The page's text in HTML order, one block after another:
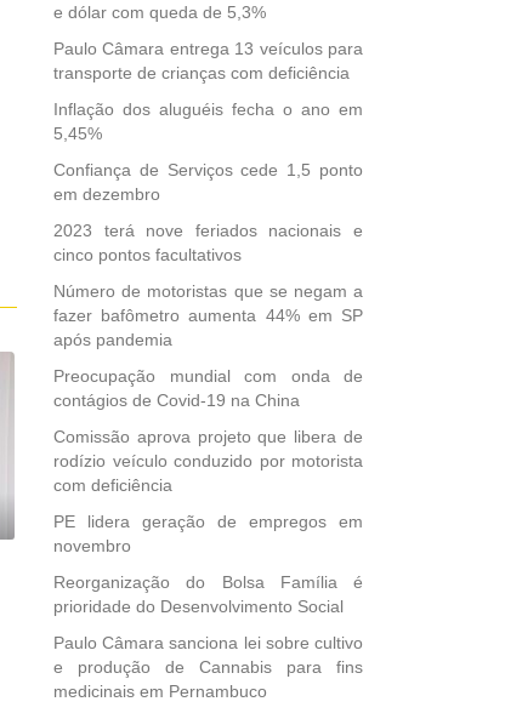
e dólar com queda de 5,3%
Paulo Câmara entrega 13 veículos para
transporte de crianças com deficiência
Inflação dos aluguéis fecha o ano em
5,45%
Confiança de Serviços cede 1,5 ponto
em dezembro
2023 terá nove feriados nacionais e
cinco pontos facultativos
Número de motoristas que se negam a
fazer bafômetro aumenta 44% em SP
após pandemia
Preocupação mundial com onda de
contágios de Covid-19 na China
Comissão aprova projeto que libera de
rodízio veículo conduzido por motorista
com deficiência
PE lidera geração de empregos em
novembro
Reorganização do Bolsa Família é
prioridade do Desenvolvimento Social
Paulo Câmara sanciona lei sobre cultivo
e produção de Cannabis para fins
medicinais em Pernambuco